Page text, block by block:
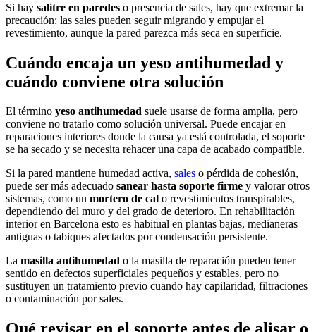
Si hay salitre en paredes o presencia de sales, hay que extremar la
precaución: las sales pueden seguir migrando y empujar el
revestimiento, aunque la pared parezca más seca en superficie.
Cuándo encaja un yeso antihumedad y
cuándo conviene otra solución
El término yeso antihumedad suele usarse de forma amplia, pero
conviene no tratarlo como solución universal. Puede encajar en
reparaciones interiores donde la causa ya está controlada, el soporte
se ha secado y se necesita rehacer una capa de acabado compatible.
Si la pared mantiene humedad activa, sales o pérdida de cohesión,
puede ser más adecuado sanear hasta soporte firme y valorar otros
sistemas, como un mortero de cal o revestimientos transpirables,
dependiendo del muro y del grado de deterioro. En rehabilitación
interior en Barcelona esto es habitual en plantas bajas, medianeras
antiguas o tabiques afectados por condensación persistente.
La masilla antihumedad o la masilla de reparación pueden tener
sentido en defectos superficiales pequeños y estables, pero no
sustituyen un tratamiento previo cuando hay capilaridad, filtraciones
o contaminación por sales.